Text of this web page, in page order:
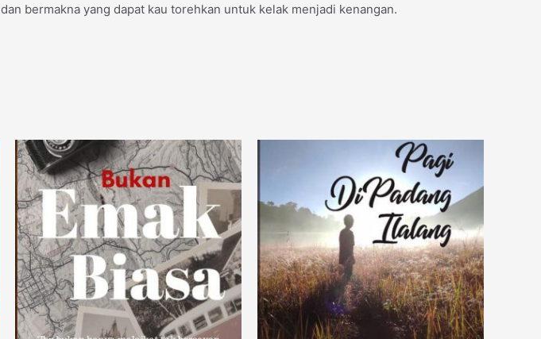
bermakna yang dapat kau torehkan untuk kelak menjadi kenangan.